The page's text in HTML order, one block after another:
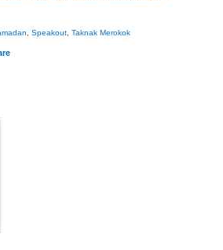
Speakout Taknak Merokok